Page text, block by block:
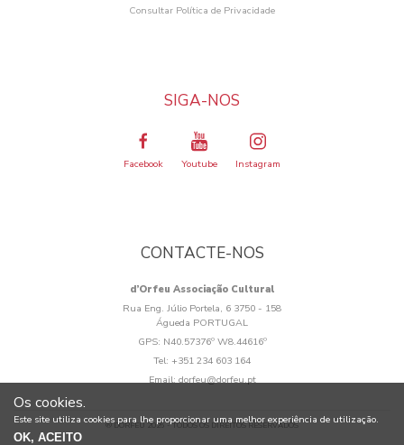
Os cookies.
Este site utiliza cookies para lhe proporcionar uma melhor experiência de utilização.
OK, ACEITO
Consultar Política de Privacidade
SIGA-NOS
Facebook Youtube Instagram
CONTACTE-NOS
d’Orfeu Associação Cultural
Rua Eng. Júlio Portela, 6 3750 - 158
Águeda PORTUGAL
GPS: N40.57376º W8.44616º
Tel: +351 234 603 164
Email:dorfeu@dorfeu.pt
® DORFEU 2026 - TODOS OS DIREITOS RESERVADOS